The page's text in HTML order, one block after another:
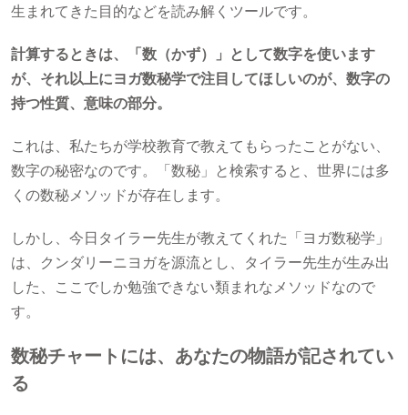
生まれてきた目的などを読み解くツールです。
計算するときは、「数（かず）」として数字を使います
が、それ以上にヨガ数秘学で注目してほしいのが、数字の
持つ性質、意味の部分。
これは、私たちが学校教育で教えてもらったことがない、
数字の秘密なのです。「数秘」と検索すると、世界には多
くの数秘メソッドが存在します。
しかし、今日タイラー先生が教えてくれた「ヨガ数秘学」
は、クンダリーニヨガを源流とし、タイラー先生が生み出
した、ここでしか勉強できない類まれなメソッドなので
す。
数秘チャートには、あなたの物語が記されてい
る